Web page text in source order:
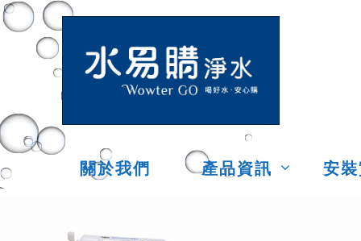
關於我們 產品資訊 安